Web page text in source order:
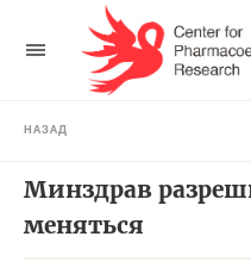
НАЗАД
Минздрав
меняться